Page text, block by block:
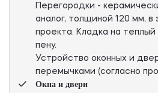
Перегородки -
аналог, толщиной 120 мм, в
проекта. Кладка на
пену.
Устройство оконных и
перемычками (согласно
Окна и двери